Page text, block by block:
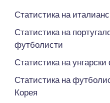
Статистика на
Статистика на
футболисти
Статистика на
Статистика на
Корея